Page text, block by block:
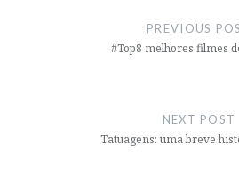
PREVIOUS
#Top8 melhores filmes
NEXT POST
Tatuagens: uma breve